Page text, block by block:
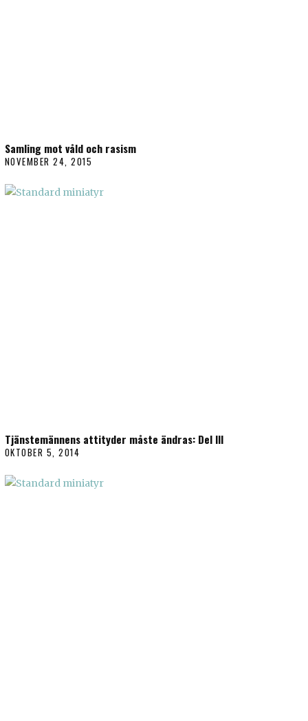
Samling mot våld och rasism
NOVEMBER 24, 2015
Tjänstemännens attityder måste ändras: Del III
OKTOBER 5, 2014